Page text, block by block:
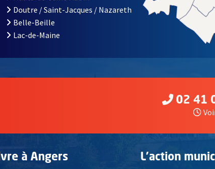
fenêtre
Doutre / Saint-Jacques / Nazareth
Belle-Beille
Lac-de-Maine
02 41
à Angers L'action